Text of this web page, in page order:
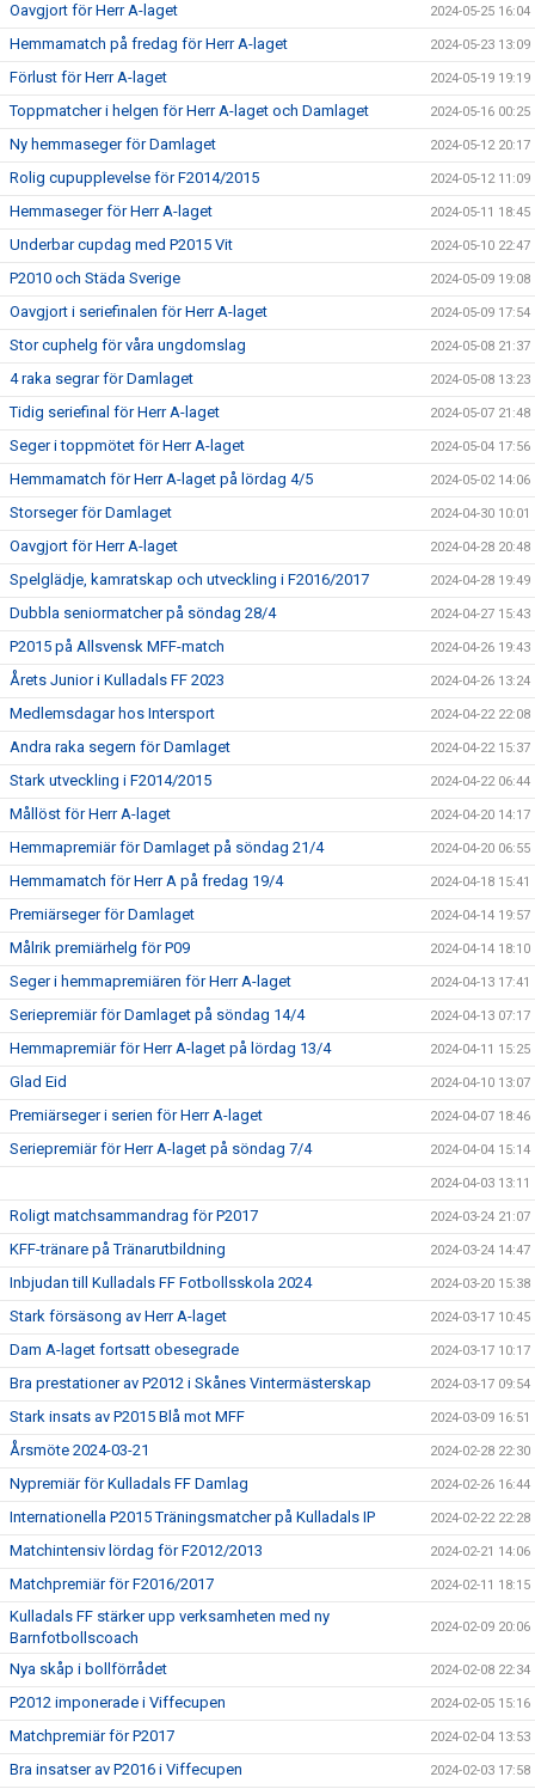
Oavgjort för Herr A-laget 2024-05-25 16:04
Hemmamatch på fredag för Herr A-laget 2024-05-23 13:09
Förlust för Herr A-laget 2024-05-19 19:19
Toppmatcher i helgen för Herr A-laget och Damlaget 2024-05-16 00:25
Ny hemmaseger för Damlaget 2024-05-12 20:17
Rolig cupupplevelse för F2014/2015 2024-05-12 11:09
Hemmaseger för Herr A-laget 2024-05-11 18:45
Underbar cupdag med P2015 Vit 2024-05-10 22:47
P2010 och Städa Sverige 2024-05-09 19:08
Oavgjort i seriefinalen för Herr A-laget 2024-05-09 17:54
Stor cuphelg för våra ungdomslag 2024-05-08 21:37
4 raka segrar för Damlaget 2024-05-08 13:23
Tidig seriefinal för Herr A-laget 2024-05-07 21:48
Seger i toppmötet för Herr A-laget 2024-05-04 17:56
Hemmamatch för Herr A-laget på lördag 4/5 2024-05-02 14:06
Storseger för Damlaget 2024-04-30 10:01
Oavgjort för Herr A-laget 2024-04-28 20:48
Spelglädje, kamratskap och utveckling i F2016/2017 2024-04-28 19:49
Dubbla seniormatcher på söndag 28/4 2024-04-27 15:43
P2015 på Allsvensk MFF-match 2024-04-26 19:43
Årets Junior i Kulladals FF 2023 2024-04-26 13:24
Medlemsdagar hos Intersport 2024-04-22 22:08
Andra raka segern för Damlaget 2024-04-22 15:37
Stark utveckling i F2014/2015 2024-04-22 06:44
Mållöst för Herr A-laget 2024-04-20 14:17
Hemmapremiär för Damlaget på söndag 21/4 2024-04-20 06:55
Hemmamatch för Herr A på fredag 19/4 2024-04-18 15:41
Premiärseger för Damlaget 2024-04-14 19:57
Målrik premiärhelg för P09 2024-04-14 18:10
Seger i hemmapremiären för Herr A-laget 2024-04-13 17:41
Seriepremiär för Damlaget på söndag 14/4 2024-04-13 07:17
Hemmapremiär för Herr A-laget på lördag 13/4 2024-04-11 15:25
Glad Eid 2024-04-10 13:07
Premiärseger i serien för Herr A-laget 2024-04-07 18:46
Seriepremiär för Herr A-laget på söndag 7/4 2024-04-04 15:14
2024-04-03 13:11
Roligt matchsammandrag för P2017 2024-03-24 21:07
KFF-tränare på Tränarutbildning 2024-03-24 14:47
Inbjudan till Kulladals FF Fotbollsskola 2024 2024-03-20 15:38
Stark försäsong av Herr A-laget 2024-03-17 10:45
Dam A-laget fortsatt obesegrade 2024-03-17 10:17
Bra prestationer av P2012 i Skånes Vintermästerskap 2024-03-17 09:54
Stark insats av P2015 Blå mot MFF 2024-03-09 16:51
Årsmöte 2024-03-21 2024-02-28 22:30
Nypremiär för Kulladals FF Damlag 2024-02-26 16:44
Internationella P2015 Träningsmatcher på Kulladals IP 2024-02-22 22:28
Matchintensiv lördag för F2012/2013 2024-02-21 14:06
Matchpremiär för F2016/2017 2024-02-11 18:15
Kulladals FF stärker upp verksamheten med ny
Barnfotbollscoach
2024-02-09 20:06
Nya skåp i bollförrådet 2024-02-08 22:34
P2012 imponerade i Viffecupen 2024-02-05 15:16
Matchpremiär för P2017 2024-02-04 13:53
Bra insatser av P2016 i Viffecupen 2024-02-03 17:58